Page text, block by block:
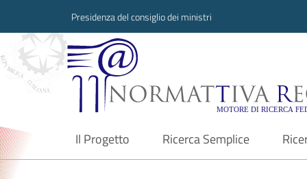
Presidenza del consiglio dei ministri
Normattiva
Il Progetto
current Ricerca Semplice